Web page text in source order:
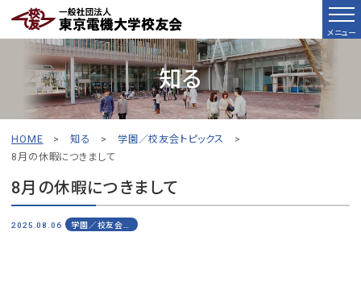
メニュー
知る
HOME >知る > 学園／校友会トピックス
>
8月の休暇につきまして
8月の休暇につきまして
2025.08.06